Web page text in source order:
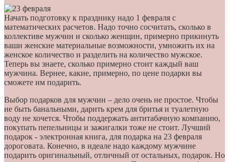
Начать подготовку к празднику надо 1 февраля с
математических расчетов. Надо точно сосчитать, сколько в
коллективе мужчин и сколько женщин, примерно прикинуть
ваши женские материальные возможности, умножить их на
женское количество и разделить на количество мужское.
Теперь вы знаете, сколько примерно стоит каждый ваш
мужчина. Вернее, какие, примерно, по цене подарки вы
сможете им подарить.
Выбор подарков для мужчин – дело очень не простое. Чтобы
не быть банальными, дарить крем для бритья и туалетную
воду не хочется. Чтобы поддержать антитабачную компанию,
покупать пепельницы и зажигалки тоже не стоит. Лучший
подарок - электронная книга, для подарка на 23 февраля
дороговата. Конечно, в идеале надо каждому мужчине
подарить оригинальный, отличный от остальных, подарок. Но